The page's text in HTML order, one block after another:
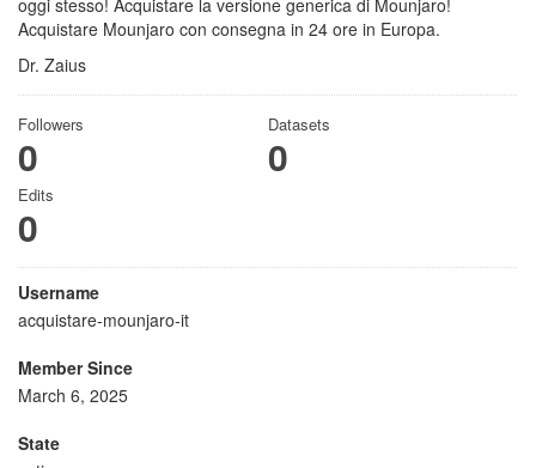
oggi stesso! Acquistare la versione generica di Mounjaro!
Acquistare Mounjaro con consegna in 24 ore in Europa.
Dr. Zaius
Followers
0
Datasets
0
Edits
0
Username
acquistare-mounjaro-it
Member Since
March 6, 2025
State